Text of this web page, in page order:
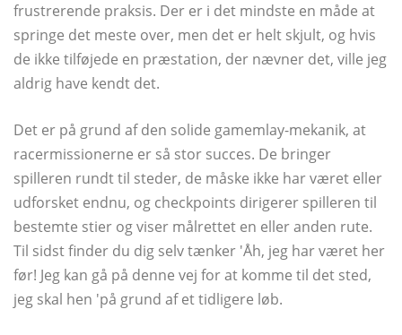
frustrerende praksis. Der er i det mindste en måde at
springe det meste over, men det er helt skjult, og hvis
de ikke tilføjede en præstation, der nævner det, ville jeg
aldrig have kendt det.
Det er på grund af den solide gamemlay-mekanik, at
racermissionerne er så stor succes. De bringer
spilleren rundt til steder, de måske ikke har været eller
udforsket endnu, og checkpoints dirigerer spilleren til
bestemte stier og viser målrettet en eller anden rute.
Til sidst finder du dig selv tænker 'Åh, jeg har været her
før! Jeg kan gå på denne vej for at komme til det sted,
jeg skal hen 'på grund af et tidligere løb.